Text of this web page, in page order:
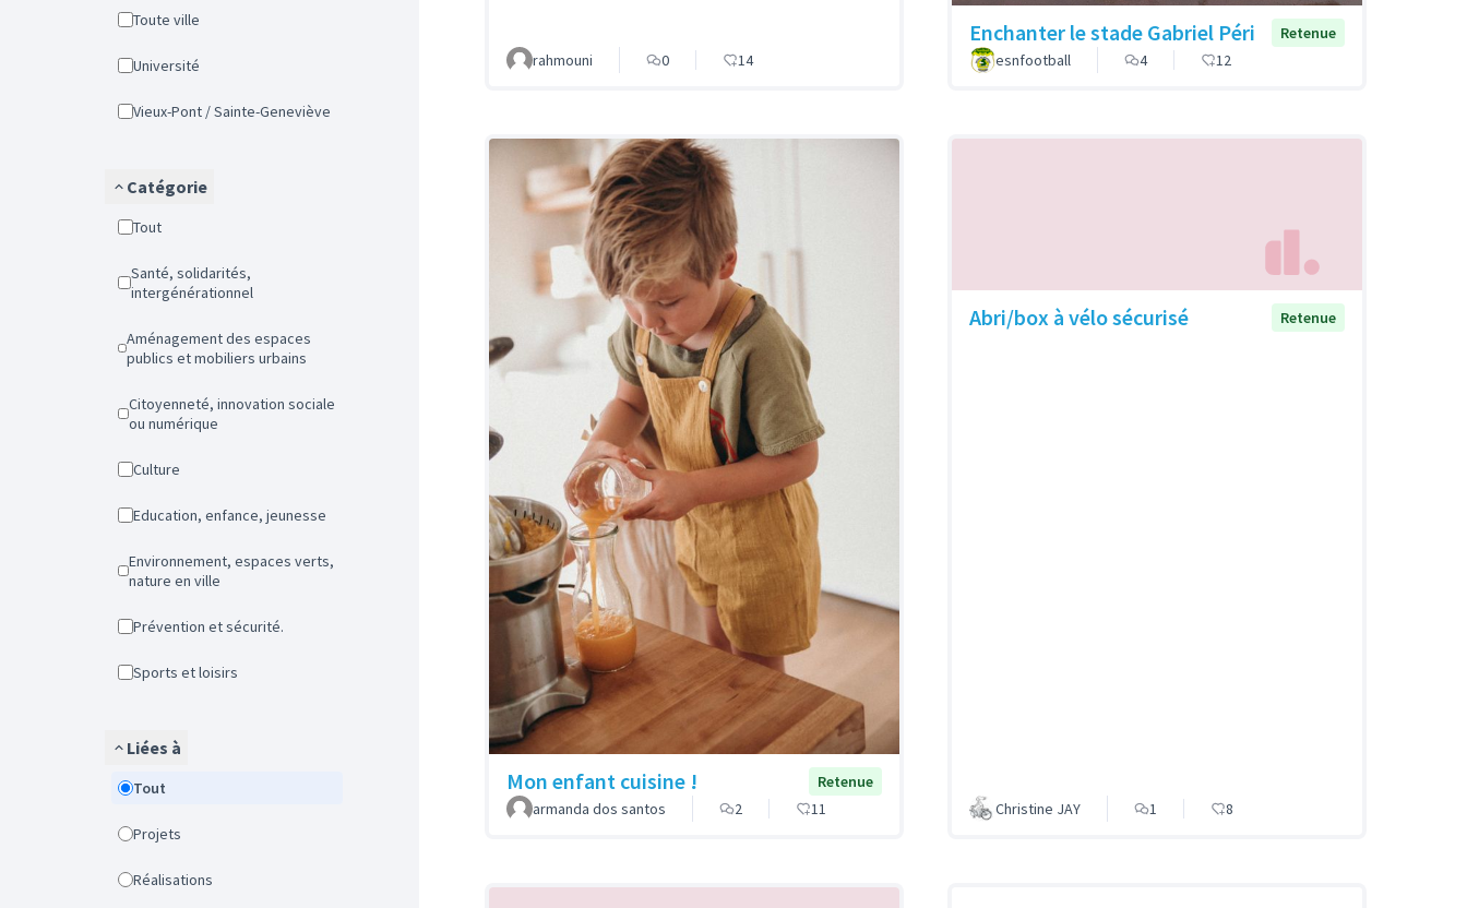
Toute ville
Université
Vieux-Pont / Sainte-Geneviève
Catégorie
Tout
Santé, solidarités,
intergénérationnel
Aménagement des espaces
publics et mobiliers urbains
Citoyenneté, innovation sociale
ou numérique
Culture
Education, enfance, jeunesse
Environnement, espaces verts,
nature en ville
Prévention et sécurité.
Sports et loisirs
Liées à
Tout
Projets
Réalisations
rahmouni 0 14
Enchanter le stade Gabriel Péri
Retenue
esnfootball
4 12
Mon enfant cuisine !
Retenue
armanda dos santos
2 11
Abri/box à vélo sécurisé Retenue
Christine JAY 1 8